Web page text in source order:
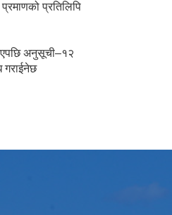
प्रतिलिपि
अनुसूची–१२
गराईनेछ